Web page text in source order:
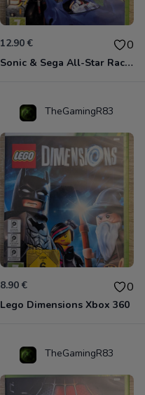
12.90 € 0
Sonic & Sega All-Star Racing avec Banjo-Kazooie Xbox 360
TheGamingR83
8.90 € 0
Lego Dimensions Xbox 360
TheGamingR83